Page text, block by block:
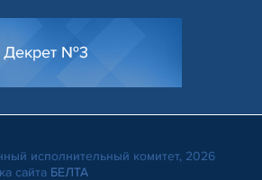
Декрет №3
исполнительный комитет, 2026
сайта БЕЛТА